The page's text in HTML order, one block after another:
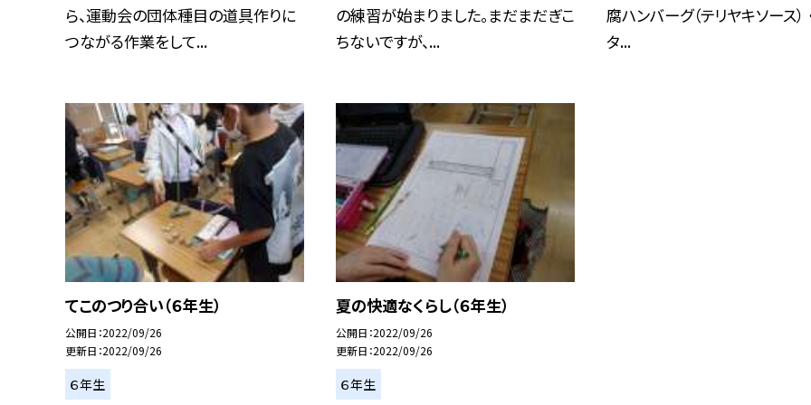
ら、運動会の団体種目の道具作りに
つながる作業をして...
の練習が始まりました。まだまだぎこ
ちないですが、...
腐ハンバーグ（テリヤキソース）
タ...
てこのつり合い（６年生）
公開日 2022/09/26
更新日 2022/09/26
６年生
夏の快適なくらし（６年生）
公開日 2022/09/26
更新日 2022/09/26
６年生